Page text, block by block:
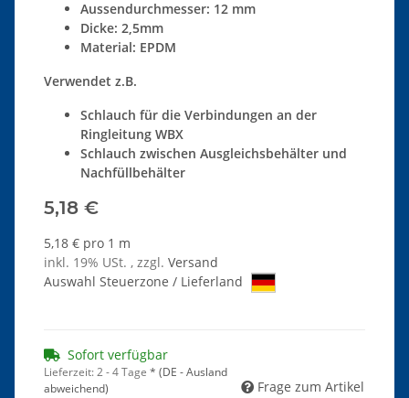
Aussendurchmesser: 12 mm
Dicke: 2,5mm
Material: EPDM
Verwendet z.B.
Schlauch für die Verbindungen an der
Ringleitung WBX
Schlauch zwischen Ausgleichsbehälter und
Nachfüllbehälter
5,18 €
5,18 € pro 1 m
inkl. 19% USt. , zzgl. Versand
Auswahl Steuerzone / Lieferland
Sofort verfügbar
Lieferzeit:2 - 4 Tage * (DE - Ausland
abweichend)
Frage zum Artikel